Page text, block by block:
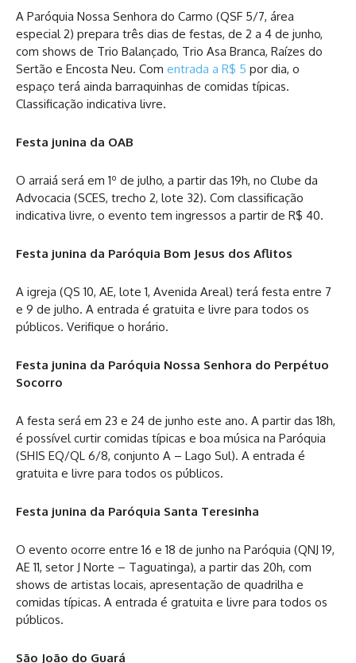
A Paróquia Nossa Senhora do Carmo (QSF 5/7, área
especial 2) prepara três dias de festas, de 2 a 4 de junho,
com shows de Trio Balançado, Trio Asa Branca, Raízes do
Sertão e Encosta Neu. Com entrada a R$ 5 por dia, o
espaço terá ainda barraquinhas de comidas típicas.
Classificação indicativa livre.
Festa junina da OAB
O arraiá será em 1º de julho, a partir das 19h, no Clube da
Advocacia (SCES, trecho 2, lote 32). Com classificação
indicativa livre, o evento tem ingressos a partir de R$ 40.
Festa junina da Paróquia Bom Jesus dos Aflitos
A igreja (QS 10, AE, lote 1, Avenida Areal) terá festa entre 7
e 9 de julho. A entrada é gratuita e livre para todos os
públicos. Verifique o horário.
Festa junina da Paróquia Nossa Senhora do Perpétuo
Socorro
A festa será em 23 e 24 de junho este ano. A partir das 18h,
é possível curtir comidas típicas e boa música na Paróquia
(SHIS EQ/QL 6/8, conjunto A – Lago Sul). A entrada é
gratuita e livre para todos os públicos.
Festa junina da Paróquia Santa Teresinha
O evento ocorre entre 16 e 18 de junho na Paróquia (QNJ 19,
AE 11, setor J Norte – Taguatinga), a partir das 20h, com
shows de artistas locais, apresentação de quadrilha e
comidas típicas. A entrada é gratuita e livre para todos os
públicos.
São João do Guará